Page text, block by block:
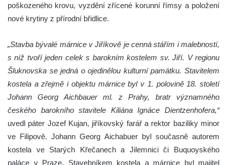
poškozeného krovu, vyzdění zřícené korunní římsy a položení
nové krytiny z přírodní břidlice.
„Stavba bývalé márnice v Jiříkově je cenná stářím i malebností,
s níž tvoří jeden celek s barokním kostelem sv. Jiří. V regionu
Šluknovska se jedná o ojedinělou kulturní památku. Stavitelem
kostela a zřejmě i objektu márnice byl v 1. polovině 18. století
Johann Georg Aichbauer ml. z Prahy, bratr významného
českého barokního stavitele Kiliána Ignáce Dientzenhofera,“
uvedl páter Jozef Kujan, jiříkovský farář a rektor baziliky minor
ve Filipově. Johann Georg Aichabuer byl současně autorem
kostela ve Starých Křečanech a Jilemnici či Buquoyského
paláce v Praze. Stavebníkem kostela a márnice byl majitel